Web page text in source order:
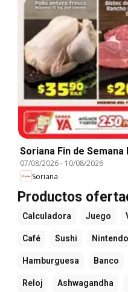
Soriana Fin de
07/08/2026- 10/08/2026
Soriana
Productos
Calculadora Juego
Café Sushi
Hamburguesa Banco
Reloj Ashwagandha